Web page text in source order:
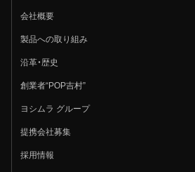
会社概要
製品への取り組み
沿革・歴史
創業者“POP吉村”
ヨシムラ グループ
提携会社募集
採用情報